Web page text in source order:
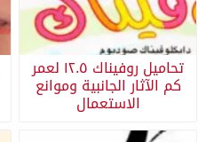
تحاميل روفيناك ١٢.٥ لعمر
كم الآثار الجانبية وموانع
الاستعمال